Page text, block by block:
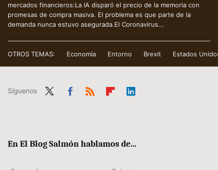
mercados financieros:La IA disparó el precio de la memoria con
promesas de compra masiva. El problema es que parte de la
demanda nunca estuvo asegurada.El Coronavirus...
OTROS TEMAS: Economía Entorno Brexit Estados
Síguenos
En El Blog Salmón hablamos de...